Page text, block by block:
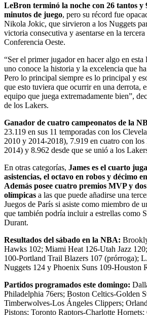
LeBron terminó la noche con 26 tantos y
minutos de juego, pero su récord fue
Nikola Jokic, que sirvieron a los Nuggets
victoria consecutiva y asentarse en la
Conferencia Oeste.
“Ser el primer jugador en hacer algo en
uno conoce la historia y la excelencia que
Pero lo principal siempre es lo principal y
que esto tuviera que ocurrir en una derrota,
equipo que juega extremadamente bien”,
de los Lakers.
Ganador de cuatro campeonatos de la
23.119 en sus 11 temporadas con los
2010 y 2014-2018), 7.919 en cuatro con
2014) y 8.962 desde que se unió a los
En otras categorías, James es el cuarto
asistencias, el octavo en robos y décimo
Además posee cuatro premios MVP y
olímpicas a las que puede añadirse una
Juegos de París si asiste como miembro de
que también podría incluir a estrellas como
Durant.
Resultados del sábado en la NBA:
Hawks 102; Miami Heat 126-Utah Jazz
100-Portland Trail Blazers 107 (prórroga);
Nuggets 124 y Phoenix Suns 109-Houston
Partidos programados este domingo:
Philadelphia 76ers; Boston Celtics-Golden
Timberwolves-Los Ángeles Clippers;
Pistons; Toronto Raptors-Charlotte